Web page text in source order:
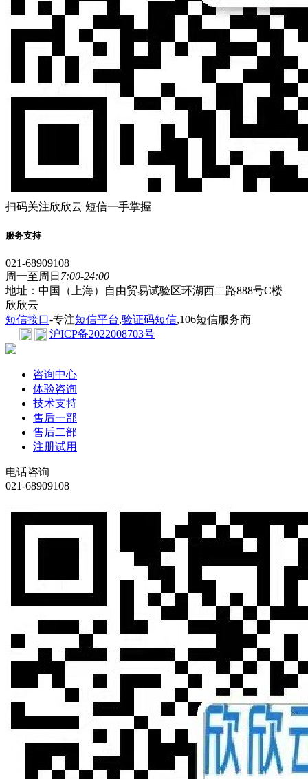
扫码关注欣欣云 短信一手掌握
服务支持
021-68909108
周一至周日 7:00-24:00
地址：中国（上海）自由贸易试验区环湖西二路888号C楼
欣欣云
短信接口-专注短信平台,验证码短信,106短信服务商
沪ICP备2022008703号
咨询中心
体验咨询
技术支持
售后一部
售后二部
注册试用
电话咨询
021-68909108